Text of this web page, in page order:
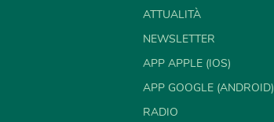
ATTUALITÀ
NEWSLETTER
APP APPLE (IOS)
APP GOOGLE (ANDROID)
RADIO